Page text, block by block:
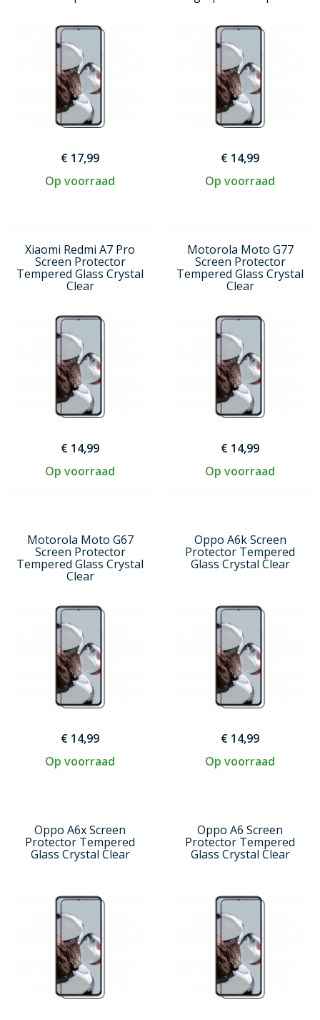
€ 17,99
Op voorraad
€ 14,99
Op voorraad
Xiaomi Redmi A7 Pro
Screen Protector
Tempered Glass Crystal
Clear
€ 14,99
Op voorraad
Motorola Moto G77
Screen Protector
Tempered Glass Crystal
Clear
€ 14,99
Op voorraad
Motorola Moto G67
Screen Protector
Tempered Glass Crystal
Clear
€ 14,99
Op voorraad
Oppo A6k Screen
Protector Tempered
Glass Crystal Clear
€ 14,99
Op voorraad
Oppo A6x Screen
Protector Tempered
Glass Crystal Clear
Oppo A6 Screen
Protector Tempered
Glass Crystal Clear